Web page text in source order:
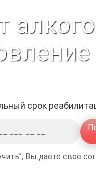
срок
Вы даёте своё